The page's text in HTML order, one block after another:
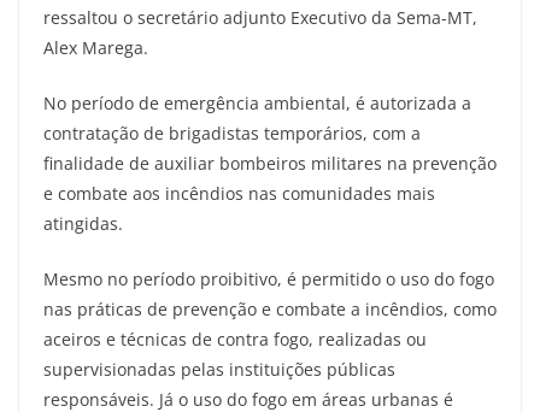
ressaltou o secretário adjunto Executivo da Sema-MT,
Alex Marega.
No período de emergência ambiental, é autorizada a
contratação de brigadistas temporários, com a
finalidade de auxiliar bombeiros militares na prevenção
e combate aos incêndios nas comunidades mais
atingidas.
Mesmo no período proibitivo, é permitido o uso do fogo
nas práticas de prevenção e combate a incêndios, como
aceiros e técnicas de contra fogo, realizadas ou
supervisionadas pelas instituições públicas
responsáveis. Já o uso do fogo em áreas urbanas é